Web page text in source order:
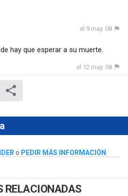
el 9 may. 08
hay que esperar a su muerte.
el 12 may. 08
o PEDIR MÁS INFORMACIÓN
RELACIONADAS